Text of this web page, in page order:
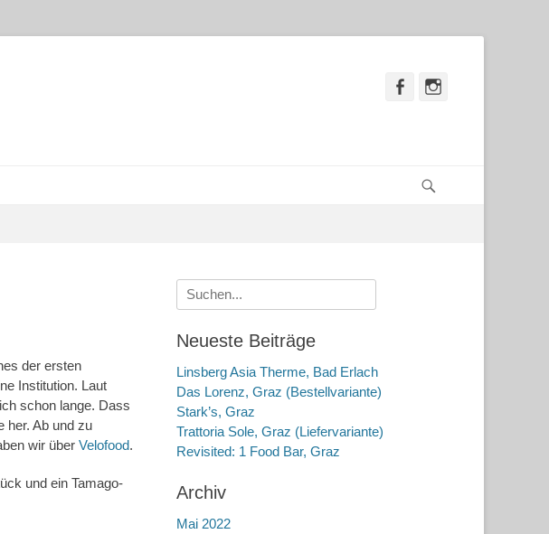
Facebook
der ersten
Institution. Laut
schon lange. Dass
her. Ab und zu
wir über Velofood.
und ein Tamago-
Suche
nach:
Neueste Beiträge
Linsberg Asia Therme, Bad Erlach
Das Lorenz, Graz (Bestellvariante)
Stark’s, Graz
Trattoria Sole, Graz (Liefervariante)
Revisited: 1 Food Bar, Graz
Archiv
Mai 2022